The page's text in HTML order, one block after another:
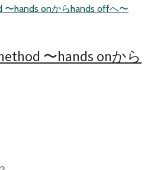
〜hands onから